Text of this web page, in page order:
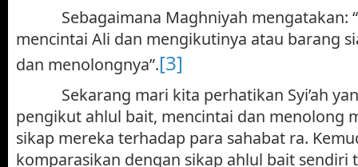
Sebagaimana Maghniyah mengatakan:
mencintai Ali dan mengikutinya atau barang
dan menolongnya”.[3]
Sekarang mari kita perhatikan Syi’ah
pengikut ahlul bait, mencintai dan menolong
sikap mereka terhadap para sahabat ra.
komparasikan dengan sikap ahlul bait sendiri